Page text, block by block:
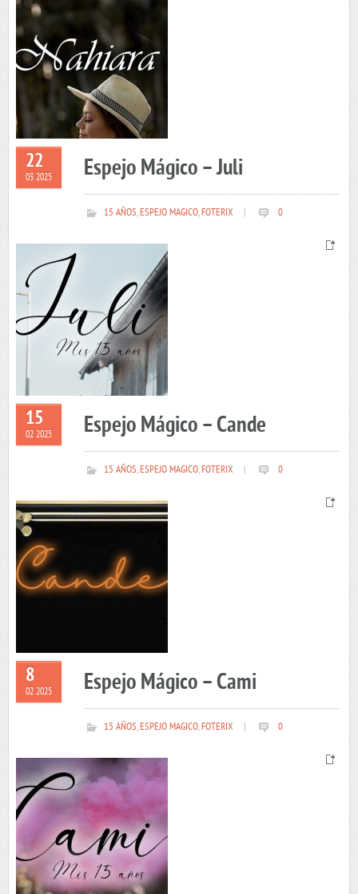
22
03 2025 Espejo Mágico – Juli
15 AÑOS,ESPEJO MAGICO,FOTERIX 0
15
02 2025 Espejo Mágico – Cande
15 AÑOS,ESPEJO MAGICO,FOTERIX 0
8
02 2025 Espejo Mágico – Cami
15 AÑOS,ESPEJO MAGICO,FOTERIX 0